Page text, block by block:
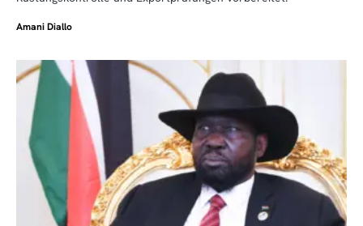
Amani Diallo